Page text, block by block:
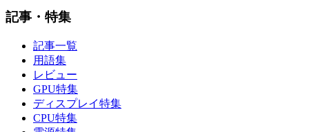
記事・特集
記事一覧
用語集
レビュー
GPU特集
ディスプレイ特集
CPU特集